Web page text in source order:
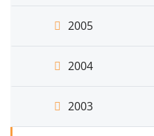
2005
2004
2003